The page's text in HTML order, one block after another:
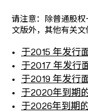
请注意：除普通股
文版外，其他有关文
于2015 年发行
于2017 年发行
于2019 年发行
于2020年到期
于2026年到期